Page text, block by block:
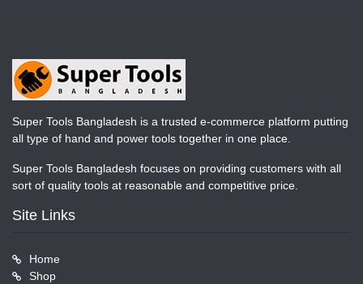
Super Tools Bangladesh is a trusted e-commerce platform putting
all type of hand and power tools together in one place.
Super Tools Bangladesh focuses on providing customers with all
sort of quality tools at reasonable and competitive price.
Site Links
Home
Shop